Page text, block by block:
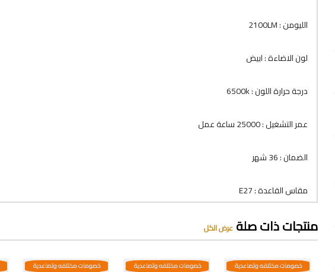
الليومن : 2100LM
لون الاضاءة : ابيض
درجة حرارة اللون : 6500k
عمر التشغيل : 25000 ساعة عمل
الضمان : 36 شهر
مقاس القاعدة : E27
منتجات ذات صلةعرض الكل
خصومات مختلفه وتصاعدية خصومات مختلفه وتصاعدية خصومات مختلفه وتصاعدية